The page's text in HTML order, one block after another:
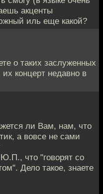
акценты
иль еще какой?
о таких заслуженных
их концерт недавно в
ли Вам, нам, что
а вовсе не сами
что "говорят со
Дело такое, знаете